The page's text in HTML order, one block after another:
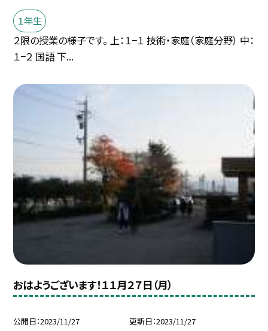
１年生
２限の授業の様子です。 上：１−１ 技術・家庭（家庭分野） 中：
１−２ 国語 下...
おはようございます！１１月２７日（月）
公開日 2023/11/27 更新日 2023/11/27